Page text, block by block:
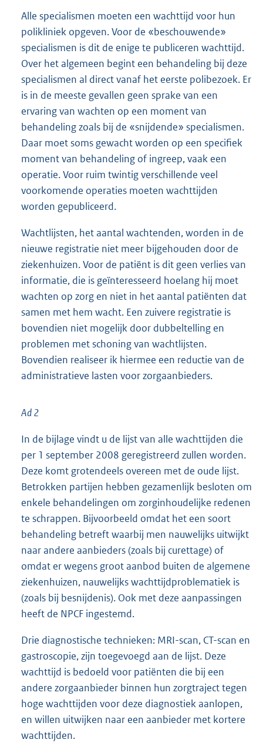
Alle specialismen moeten een wachttijd voor hun
polikliniek opgeven. Voor de «beschouwende»
specialismen is dit de enige te publiceren wachttijd.
Over het algemeen begint een behandeling bij deze
specialismen al direct vanaf het eerste polibezoek. Er
is in de meeste gevallen geen sprake van een
ervaring van wachten op een moment van
behandeling zoals bij de «snijdende» specialismen.
Daar moet soms gewacht worden op een specifiek
moment van behandeling of ingreep, vaak een
operatie. Voor ruim twintig verschillende veel
voorkomende operaties moeten wachttijden
worden gepubliceerd.
Wachtlijsten, het aantal wachtenden, worden in de
nieuwe registratie niet meer bijgehouden door de
ziekenhuizen. Voor de patiënt is dit geen verlies van
informatie, die is geïnteresseerd hoelang hij moet
wachten op zorg en niet in het aantal patiënten dat
samen met hem wacht. Een zuivere registratie is
bovendien niet mogelijk door dubbeltelling en
problemen met schoning van wachtlijsten.
Bovendien realiseer ik hiermee een reductie van de
administratieve lasten voor zorgaanbieders.
Ad 2
In de bijlage vindt u de lijst van alle wachttijden die
per 1 september 2008 geregistreerd zullen worden.
Deze komt grotendeels overeen met de oude lijst.
Betrokken partijen hebben gezamenlijk besloten om
enkele behandelingen om zorginhoudelijke redenen
te schrappen. Bijvoorbeeld omdat het een soort
behandeling betreft waarbij men nauwelijks uitwijkt
naar andere aanbieders (zoals bij curettage) of
omdat er wegens groot aanbod buiten de algemene
ziekenhuizen, nauwelijks wachttijdproblematiek is
(zoals bij besnijdenis). Ook met deze aanpassingen
heeft de NPCF ingestemd.
Drie diagnostische technieken: MRI-scan, CT-scan en
gastroscopie, zijn toegevoegd aan de lijst. Deze
wachttijd is bedoeld voor patiënten die bij een
andere zorgaanbieder binnen hun zorgtraject tegen
hoge wachttijden voor deze diagnostiek aanlopen,
en willen uitwijken naar een aanbieder met kortere
wachttijden.